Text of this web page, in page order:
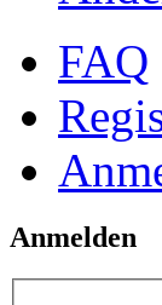
FAQ
Anmelden